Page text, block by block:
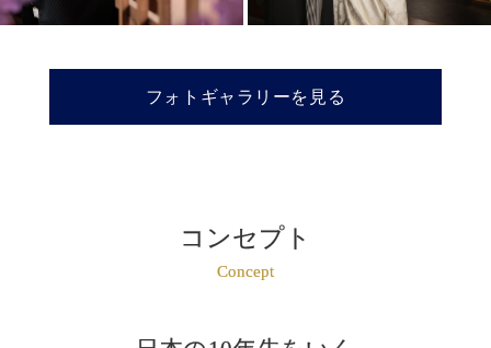
フォトギャラリーを見る
コンセプト
Concept